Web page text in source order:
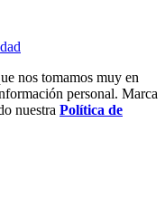
nos tomamos muy en
personal. Marca
nuestra Política de